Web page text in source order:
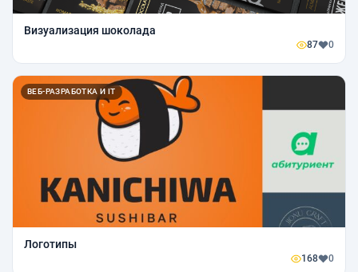
Визуализация шоколада
87 0
ВЕБ-РАЗРАБОТКА И IT
Логотипы
168 0